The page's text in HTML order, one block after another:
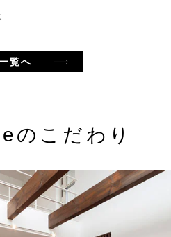
覧へ
こだわり